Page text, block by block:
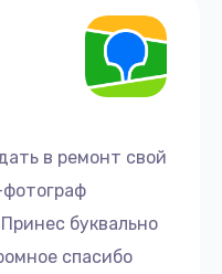
в ремонт свой
буквально
спасибо